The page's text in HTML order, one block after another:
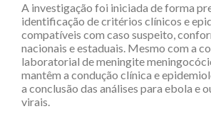
A investigação foi iniciada de forma
identificação de critérios clínicos e
compatíveis com caso suspeito,
nacionais e estaduais. Mesmo com a
laboratorial de meningite
mantêm a condução clínica e
a conclusão das análises para ebola e
virais.